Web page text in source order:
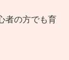
者の方でも育